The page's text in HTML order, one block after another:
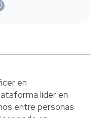
en
líder en
entre personas